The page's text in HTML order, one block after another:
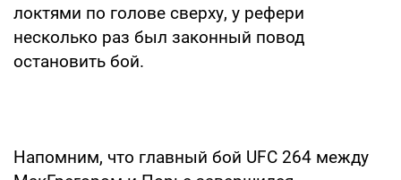
локтями по голове сверху, у рефери
несколько раз был законный повод
остановить бой.
Напомним, что главный бой UFC 264 между